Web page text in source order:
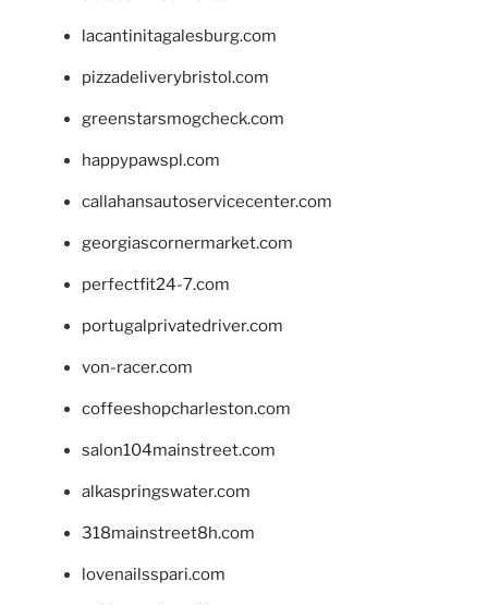
lacantinitagalesburg.com
pizzadeliverybristol.com
greenstarsmogcheck.com
happypawspl.com
callahansautoservicecenter.com
georgiascornermarket.com
perfectfit24-7.com
portugalprivatedriver.com
von-racer.com
coffeeshopcharleston.com
salon104mainstreet.com
alkaspringswater.com
318mainstreet8h.com
lovenailsspari.com